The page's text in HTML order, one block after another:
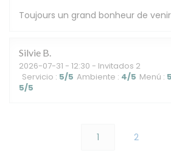
Toujours un grand bonheur de
Silvie B
2026-07-31 - 12:30 - Invitados 2
Servicio : 5/5 Ambiente : 4/5 Menú : 5
5/5
1 2